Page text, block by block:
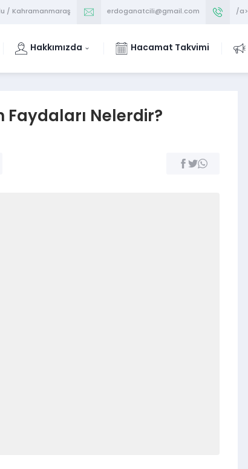
/ Kahramanmaraş erdoganatcili@gmail.com /a>
Hakkımızda Hacamat Takvimi
Nelerdir?